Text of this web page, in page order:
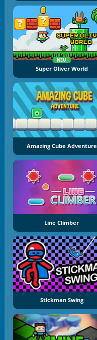
NEU
Super Oliver World
Amazing Cube Adventure
Line Climber
Stickman Swing